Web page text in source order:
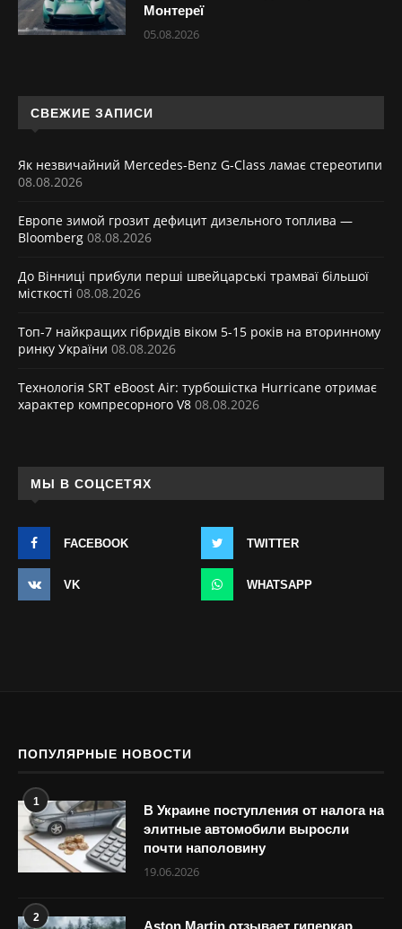
Монтереї
05.08.2026
СВЕЖИЕ ЗАПИСИ
Як незвичайний Mercedes-Benz G-Class ламає стереотипи
08.08.2026
Европе зимой грозит дефицит дизельного топлива —
Bloomberg 08.08.2026
До Вінниці прибули перші швейцарські трамваї більшої
місткості 08.08.2026
Топ-7 найкращих гібридів віком 5-15 років на вторинному
ринку України 08.08.2026
Технологія SRT eBoost Air: турбошістка Hurricane отримає
характер компресорного V8 08.08.2026
МЫ В СОЦСЕТЯХ
FACEBOOK TWITTER
VK WHATSAPP
ПОПУЛЯРНЫЕ НОВОСТИ
1
В Украине поступления от налога на
элитные автомобили выросли
почти наполовину
19.06.2026
2
Aston Martin отзывает гиперкар